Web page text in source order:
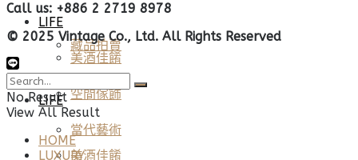
藏品拍賣
LIFE
美酒佳餚
LIFE
美酒佳餚
空間傢飾
當代藝術
Call us: +886 2 2719 8978
© 2025 Vintage Co., Ltd. All Rights Reserved
No Result
View All Result
HOME
LUXURY